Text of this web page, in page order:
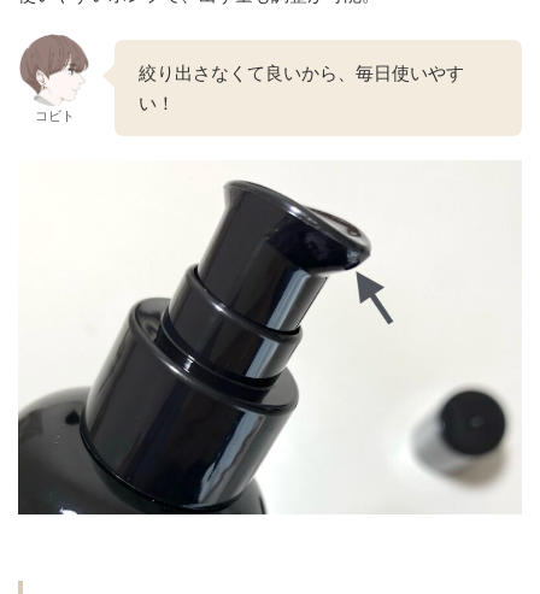
コビト
絞り出さなくて良いから、毎日使いやす
い！